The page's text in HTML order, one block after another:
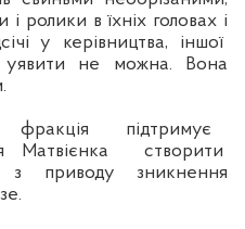
ролики в їхніх головах і
у керівництва, іншої
уявити не можна. Вона
підтримує
Матвієнка створити
з приводу зникнення